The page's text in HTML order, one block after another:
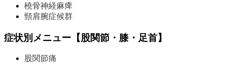
橈骨神経麻痺
頸肩腕症候群
症状別メニュー【股関節・膝・足首】
股関節痛